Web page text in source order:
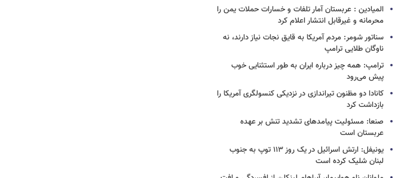
المیادین : عربستان آمار تلفات و خسارات حملات یمن را
محرمانه و غیرقابل انتشار اعلام کرد
سناتور شومر: مردم آمریکا به قایق نجات نیاز دارند، نه
ناوگان طلایی ترامپ
ترامپ: همه چیز درباره ایران به طور استثنایی خوب
پیش می‌رود
کانادا دو مظنون تیراندازی در نزدیکی کنسولگری آمریکا را
بازداشت کرد
صنعا: مسئولیت پیامدهای تشدید تنش بر عهده
عربستان است
یونیفل: ارتش اسرائیل در یک روز ۱۱۳ توپ به جنوب
لبنان شلیک کرده است